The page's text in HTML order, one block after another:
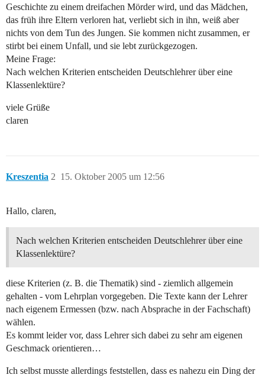
Geschichte zu einem dreifachen Mörder wird, und das Mädchen,
das früh ihre Eltern verloren hat, verliebt sich in ihn, weiß aber
nichts von dem Tun des Jungen. Sie kommen nicht zusammen, er
stirbt bei einem Unfall, und sie lebt zurückgezogen.
Meine Frage:
Nach welchen Kriterien entscheiden Deutschlehrer über eine
Klassenlektüre?
viele Grüße
claren
Kreszentia 15. Oktober 2005 um 12:56
2
Hallo, claren,
Nach welchen Kriterien entscheiden Deutschlehrer über eine
Klassenlektüre?
diese Kriterien (z. B. die Thematik) sind - ziemlich allgemein
gehalten - vom Lehrplan vorgegeben. Die Texte kann der Lehrer
nach eigenem Ermessen (bzw. nach Absprache in der Fachschaft)
wählen.
Es kommt leider vor, dass Lehrer sich dabei zu sehr am eigenen
Geschmack orientieren…
Ich selbst musste allerdings feststellen, dass es nahezu ein Ding der